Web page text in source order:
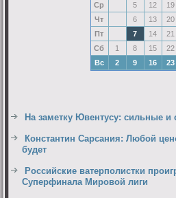
Ср
5 12 19
Чт
6 13 20
Пт
7 14 21
Сб
1 8 15 22
Вс
2 9 16 23
На заметку Ювентусу: сильные
Константин Сарсания: Любой
будет
Российские ватерполистки
Суперфинала Мировой лиги